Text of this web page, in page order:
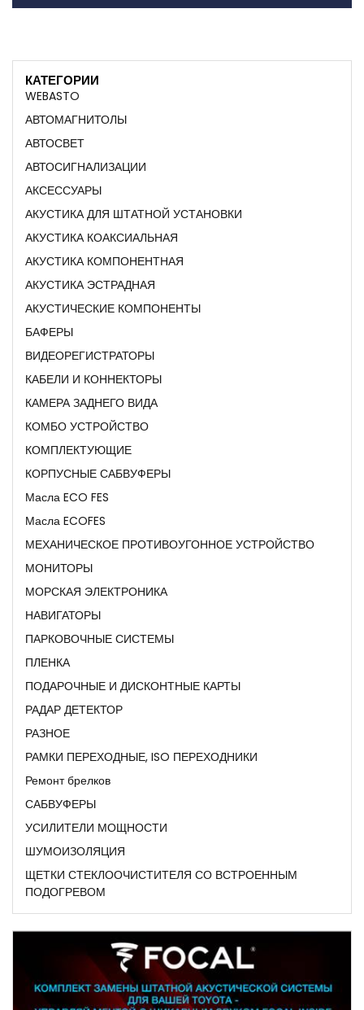
КАТЕГОРИИ
WEBASTO
АВТОМАГНИТОЛЫ
АВТОСВЕТ
АВТОСИГНАЛИЗАЦИИ
АКСЕССУАРЫ
АКУСТИКА ДЛЯ ШТАТНОЙ УСТАНОВКИ
АКУСТИКА КОАКСИАЛЬНАЯ
АКУСТИКА КОМПОНЕНТНАЯ
АКУСТИКА ЭСТРАДНАЯ
АКУСТИЧЕСКИЕ КОМПОНЕНТЫ
БАФЕРЫ
ВИДЕОРЕГИСТРАТОРЫ
КАБЕЛИ И КОННЕКТОРЫ
КАМЕРА ЗАДНЕГО ВИДА
КОМБО УСТРОЙСТВО
КОМПЛЕКТУЮЩИЕ
КОРПУСНЫЕ САБВУФЕРЫ
Масла ECO FES
Масла ECOFES
МЕХАНИЧЕСКОЕ ПРОТИВОУГОННОЕ УСТРОЙСТВО
МОНИТОРЫ
МОРСКАЯ ЭЛЕКТРОНИКА
НАВИГАТОРЫ
ПАРКОВОЧНЫЕ СИСТЕМЫ
ПЛЕНКА
ПОДАРОЧНЫЕ И ДИСКОНТНЫЕ КАРТЫ
РАДАР ДЕТЕКТОР
РАЗНОЕ
РАМКИ ПЕРЕХОДНЫЕ, ISO ПЕРЕХОДНИКИ
Ремонт брелков
САБВУФЕРЫ
УСИЛИТЕЛИ МОЩНОСТИ
ШУМОИЗОЛЯЦИЯ
ЩЕТКИ СТЕКЛООЧИСТИТЕЛЯ СО ВСТРОЕННЫМ
ПОДОГРЕВОМ